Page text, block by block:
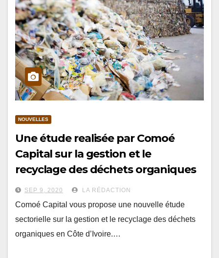
NOUVELLES
Une étude realisée par Comoé
Capital sur la gestion et le
recyclage des déchets organiques
est disponible
SEP 9, 2020 LA RÉDACTION
Comoé Capital vous propose une nouvelle étude
sectorielle sur la gestion et le recyclage des déchets
organiques en Côte d’Ivoire.…